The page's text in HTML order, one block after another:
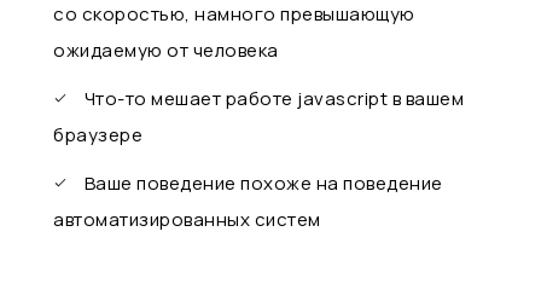
со скоростью, намного превышающую
ожидаемую от человека
Что-то мешает работе javascript в вашем
браузере
Ваше поведение похоже на поведение
автоматизированных систем